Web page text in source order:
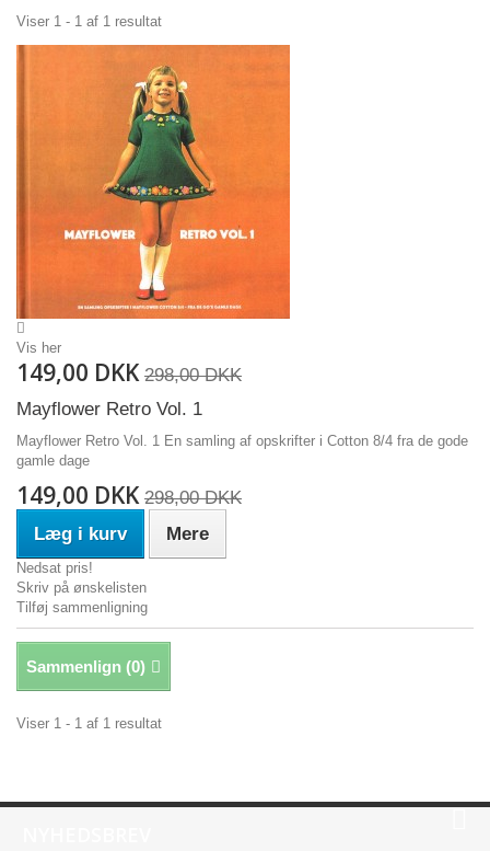
Viser 1 - 1 af 1 resultat
Vis her
149,00 DKK 298,00 DKK
Mayflower Retro Vol. 1
Mayflower Retro Vol. 1 En samling af opskrifter i Cotton 8/4 fra de gode
gamle dage
149,00 DKK 298,00 DKK
Læg i kurv
Mere
Nedsat pris!
Skriv på ønskelisten
Tilføj sammenligning
Sammenlign (0)
Viser 1 - 1 af 1 resultat